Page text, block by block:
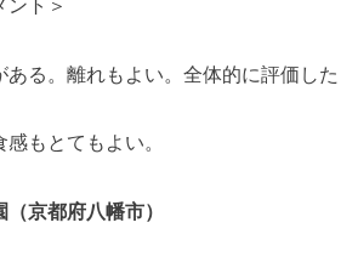
ント＞
ある。離れもよい。全体的に評価した
感もとてもよい。
（京都府八幡市）